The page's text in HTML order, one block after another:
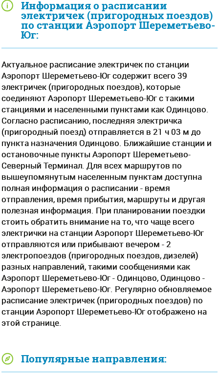
Информация о расписании
электричек (пригородных поездов)
по станции Аэропорт Шереметьево-
Юг:
Актуальное расписание электричек по станции
Аэропорт Шереметьево-Юг содержит всего 39
электричек (пригородных поездов), которые
соединяют Аэропорт Шереметьево-Юг с такими
станциями и населенными пунктами как Одинцово.
Согласно расписанию, последняя электричка
(пригородный поезд) отправляется в 21 ч 03 м до
пункта назначения Одинцово. Ближайшие станции и
остановочные пункты Аэропорт Шереметьево-
Северный Терминал. Для всех маршрутов по
вышеупомянутым населенным пунктам доступна
полная информация о расписании - время
отправления, время прибытия, маршруты и другая
полезная информация. При планировании поездки
стоить обратить внимание на то, что чаще всего
электрички на станции Аэропорт Шереметьево-Юг
отправляются или прибывают вечером - 2
электропоездов (пригородных поездов, дизелей)
разных направлений, такими сообщениями как
Аэропорт Шереметьево-Юг - Одинцово, Одинцово -
Аэропорт Шереметьево-Юг. Регулярно обновляемое
расписание электричек (пригородных поездов) по
станции Аэропорт Шереметьево-Юг отображено на
этой странице.
Популярные направления: